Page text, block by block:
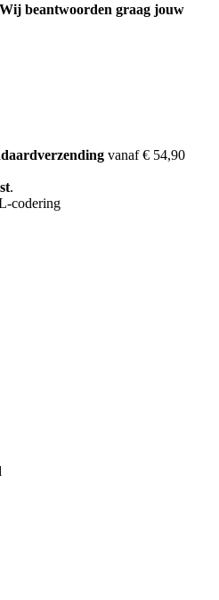
beantwoorden graag jouw
vanaf € 54,90
.
codering